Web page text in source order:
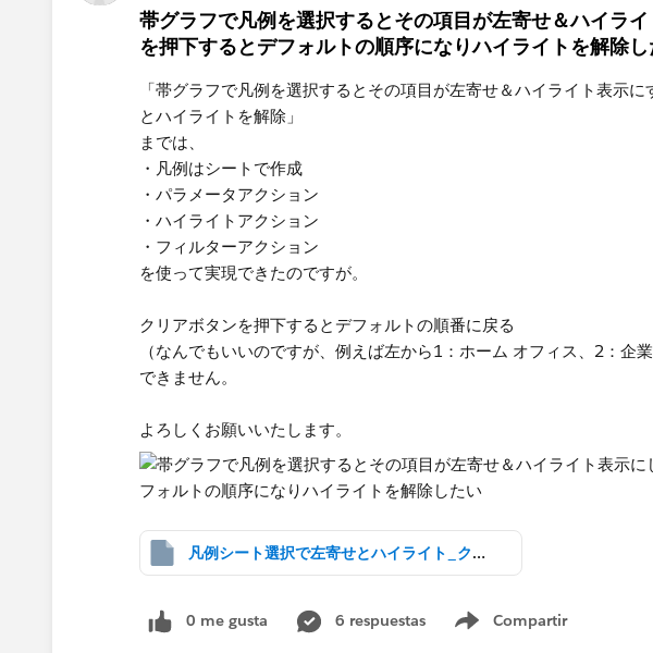
帯グラフで凡例を選択するとその項目が左寄せ＆ハイラ
を押下するとデフォルトの順序になりハイライトを解除
「帯グラフで凡例を選択するとその項目が左寄せ＆ハイライト表示
とハイライトを解除」
までは、
・凡例はシートで作成​
・パラメータアクション
・ハイライトアクション
・フィルターアクション​
を使って実現できたのですが。
クリアボタンを押下するとデフォルトの順番に戻る
（なんでもいいのですが、例えば左から1：ホーム オフィス、2：企
できません。
よろしくお願いいたします。​
凡例シート選択で左寄せとハイライト_クリアしたらデフォルトの順序になってハイライト解除.twb
0 me gusta 6 respuestas Compartir
Show menu